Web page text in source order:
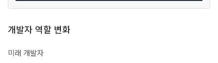
개발자 역할 변화
미래 개발자